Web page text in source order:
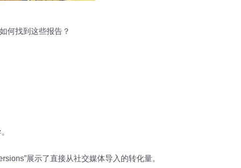
何找到这些报告？
展示了直接从社交媒体导入的转化量。